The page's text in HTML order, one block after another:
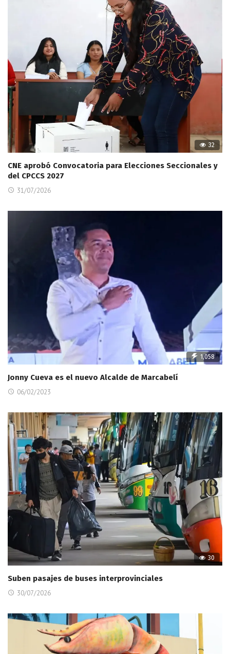
32
CNE aprobó Convocatoria para Elecciones Seccionales y
del CPCCS 2027
31/07/2026
1,058
Jonny Cueva es el nuevo Alcalde de Marcabelí
06/02/2023
30
Suben pasajes de buses interprovinciales
30/07/2026